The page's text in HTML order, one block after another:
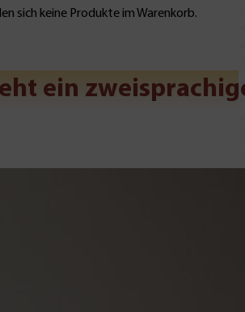
sich keine Produkte im Warenkorb.
ein